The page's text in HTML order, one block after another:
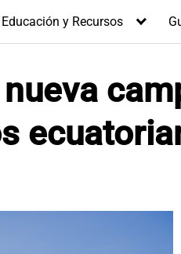
Educación y Recursos